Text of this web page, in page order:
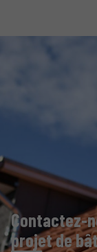
Contactez-
projet de